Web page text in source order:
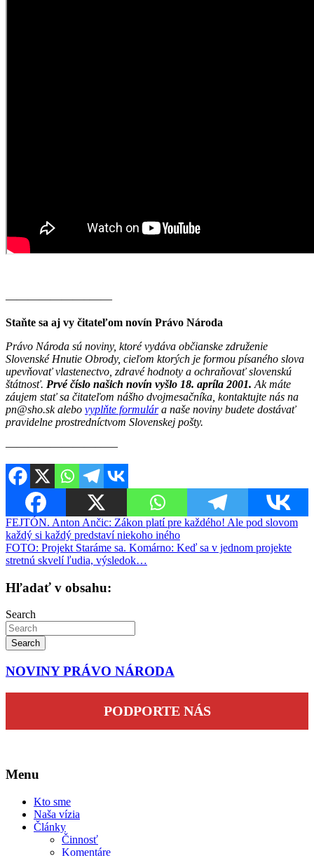
———————–——
Staňte sa aj vy čitateľom novín Právo Národa
Právo Národa sú noviny, ktoré vydáva občianske združenie
Slovenské Hnutie Obrody, cieľom ktorých je formou písaného slova
upevňovať vlastenectvo, zdravé hodnoty a ochraňovať slovenskú
štátnosť. Prvé číslo našich novín vyšlo 18. apríla 2001. Ak máte
záujem stať sa čitateľom nášho dvojmesačníka, kontaktujte nás na
pn@sho.sk alebo vyplňte formulára naše noviny budete dostávať
pravidelne prostredníctvom Slovenskej pošty.
————————–—–
Navigácia
v
článku
FEJTÓN. Anton Ančic: Zákon platí pre každého! Ale pod slovom
každý si každý predstaví niekoho iného
FOTO: Projekt Staráme sa. Komárno: Keď sa v jednom projekte
stretnú skvelí ľudia, výsledok…
Hľadať v obsahu:
Search
Search
NOVINY PRÁVO NÁRODA
PODPORTE NÁS
Menu
Kto sme
Naša vízia
Články
Činnosť
Komentáre